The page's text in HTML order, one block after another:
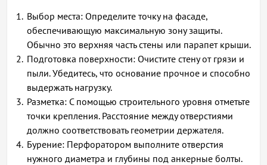
Выбор места: Определите точку на фасаде,
обеспечивающую максимальную зону защиты.
Обычно это верхняя часть стены или парапет крыши.
Подготовка поверхности: Очистите стену от грязи и
пыли. Убедитесь, что основание прочное и способно
выдержать нагрузку.
Разметка: С помощью строительного уровня отметьте
точки крепления. Расстояние между отверстиями
должно соответствовать геометрии держателя.
Бурение: Перфоратором выполните отверстия
нужного диаметра и глубины под анкерные болты.